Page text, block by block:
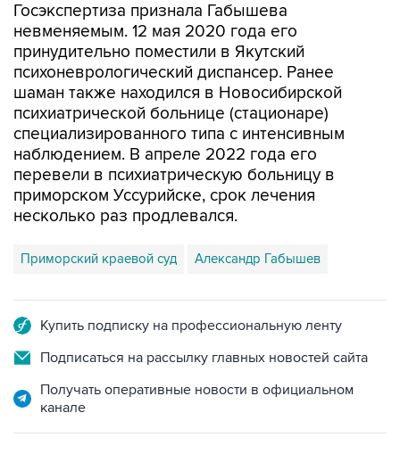
Госэкспертиза признала Габышева
невменяемым. 12 мая 2020 года его
принудительно поместили в Якутский
психоневрологический диспансер. Ранее
шаман также находился в Новосибирской
психиатрической больнице (стационаре)
специализированного типа с интенсивным
наблюдением. В апреле 2022 года его
перевели в психиатрическую больницу в
приморском Уссурийске, срок лечения
несколько раз продлевался.
Приморский краевой суд Александр Габышев
Купить подписку на профессиональную ленту
Подписаться на рассылку главных новостей сайта
Получать оперативные новости в официальном
канале